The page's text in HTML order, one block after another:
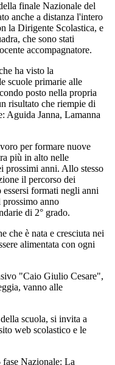
finale Nazionale del
anche a distanza l'intero
la Dirigente Scolastica, e
che sono stati
accompagnatore.
ha visto la
scuole primarie alle
posto nella propria
risultato che riempie di
Aguida Janna, Lamanna
per formare nuove
più in alto nelle
prossimi anni. Allo stesso
il percorso dei
formati negli anni
prossimo anno
di 2° grado.
che è nata e cresciuta nei
alimentata con ogni
"Caio Giulio Cesare",
vanno alle
scuola, si invita a
web scolastico e le